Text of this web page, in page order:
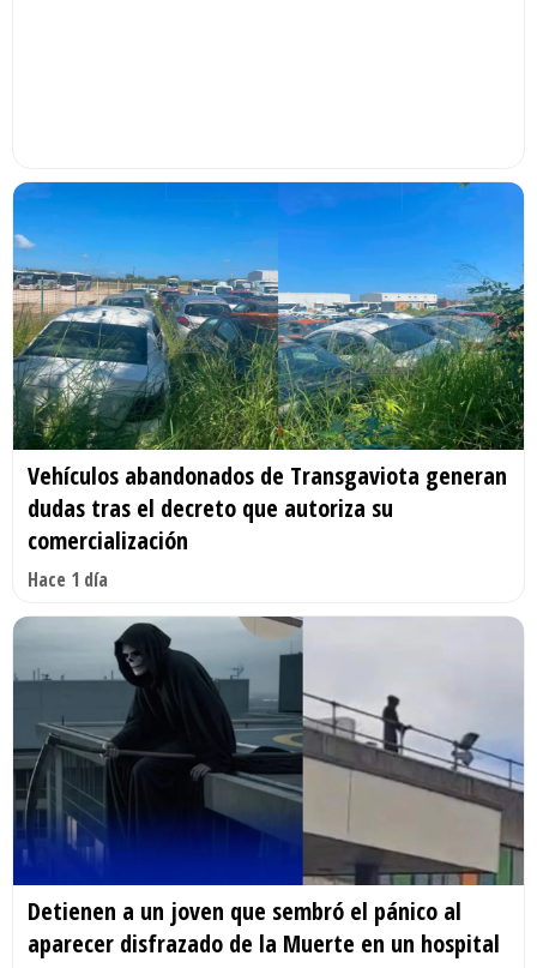
Vehículos abandonados de Transgaviota generan
dudas tras el decreto que autoriza su
comercialización
Hace 1 día
Detienen a un joven que sembró el pánico al
aparecer disfrazado de la Muerte en un hospital